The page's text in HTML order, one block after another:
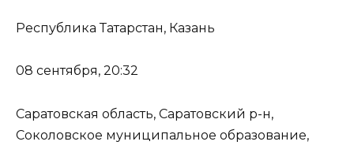
Республика Татарстан, Казань
08 сентября, 20:32
Саратовская область, Саратовский р-н,
Соколовское муниципальное образование,